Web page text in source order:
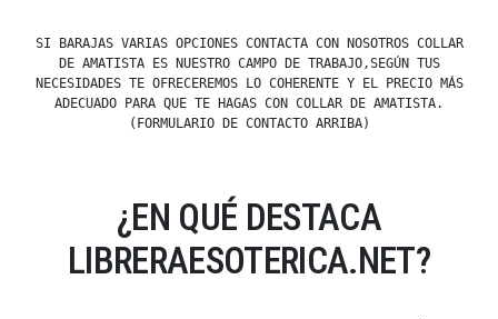
SI BARAJAS VARIAS OPCIONES CONTACTA CON NOSOTROS COLLAR
DE AMATISTA ES NUESTRO CAMPO DE TRABAJO,SEGÚN TUS
NECESIDADES TE OFRECEREMOS LO COHERENTE Y EL PRECIO MÁS
ADECUADO PARA QUE TE HAGAS CON COLLAR DE AMATISTA.
(FORMULARIO DE CONTACTO ARRIBA)
¿EN QUÉ DESTACA
LIBRERAESOTERICA.NET?